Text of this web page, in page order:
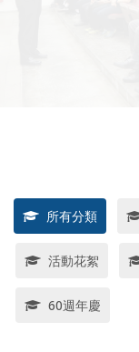
所有分類
活動花絮
60週年慶